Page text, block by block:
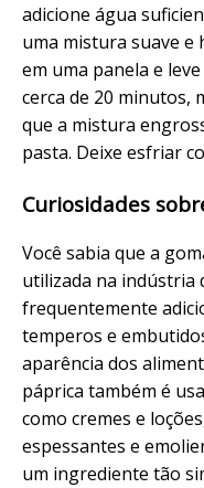
adicione água
uma mistura suave e
em uma panela e
cerca de 20 minutos,
que a mistura
pasta. Deixe esfriar
Curiosidades
Você sabia que a
utilizada na indústria
frequentemente
temperos e
aparência dos
páprica também é
como cremes e
espessantes e
um ingrediente tão